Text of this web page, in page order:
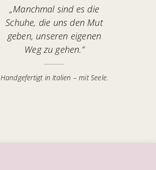
„Manchmal sind es die
Schuhe, die uns den Mut
geben, unseren eigenen
Weg zu gehen.“
Handgefertigt in Italien – mit Seele.